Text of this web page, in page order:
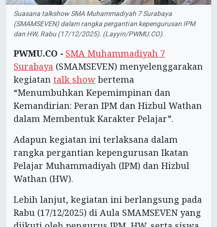
Suasana talkshow SMA Muhammadiyah 7 Surabaya
(SMAMSEVEN) dalam rangka pergantian kepengurusan IPM
dan HW, Rabu (17/12/2025). (Layyin/PWMU.CO).
PWMU.CO - SMA Muhammadiyah 7
Surabaya (SMAMSEVEN) menyelenggarakan
kegiatan talk show bertema
“Menumbuhkan Kepemimpinan dan
Kemandirian: Peran IPM dan Hizbul Wathan
dalam Membentuk Karakter Pelajar”.
Adapun kegiatan ini terlaksana dalam
rangka pergantian kepengurusan Ikatan
Pelajar Muhammadiyah (IPM) dan Hizbul
Wathan (HW).
Lebih lanjut, kegiatan ini berlangsung pada
Rabu (17/12/2025) di Aula SMAMSEVEN yang